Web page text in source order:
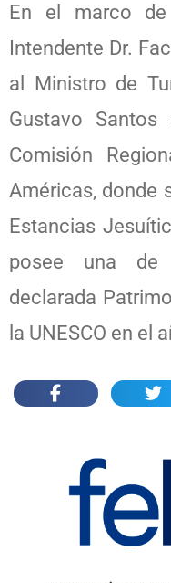
En el marco
Intendente Dr.
al Ministro de
Gustavo
Comisión
Américas, donde
Estancias
posee una de
declarada
la UNESCO en el